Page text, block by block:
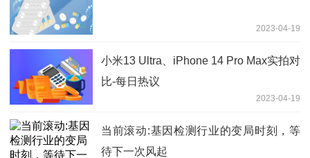
2023-04-19
小米13 Ultra、iPhone 14 Pro Max实拍对
比-每日热议
2023-04-19
当前滚动:基因检测行业的变局时刻，等
待下一次风起